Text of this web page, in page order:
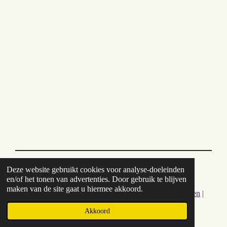
Deze website gebruikt cookies voor analyse-doeleinden
en/of het tonen van advertenties. Door gebruik te blijven
maken van de site gaat u hiermee akkoord.
Akkoord
L
i
n
e
F
a
c
e
b
I
n
s
a
W
a
s
© 2021 - 2026 Puck Onderwijst |Algemene voorwaarden |
KVK:83551042